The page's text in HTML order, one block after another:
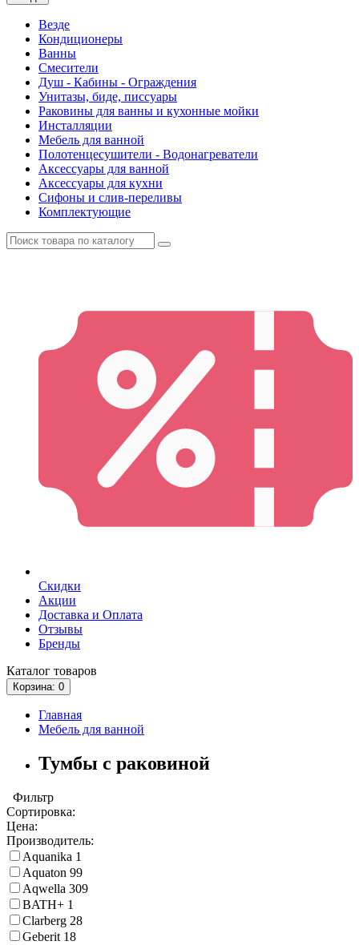
Везде
Кондиционеры
Ванны
Смесители
Душ - Кабины - Ограждения
Унитазы, биде, писсуары
Раковины для ванны и кухонные мойки
Инсталляции
Мебель для ванной
Полотенцесушители - Водонагреватели
Аксессуары для ванной
Аксессуары для кухни
Сифоны и слив-переливы
Комплектующие
Скидки
Акции
Доставка и Оплата
Отзывы
Бренды
Каталог товаров
Корзина: 0
Главная
Мебель для ванной
Тумбы с раковиной
Фильтр
Сортировка:
Цена:
Производитель:
Aquanika 1
Aquaton 99
Aqwella 309
BATH+ 1
Clarberg 28
Geberit 18